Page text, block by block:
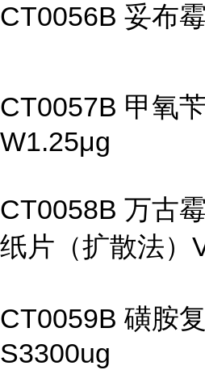
CT0056B 妥布
CT0057B 甲氧
W1.25μg
CT0058B 万古
纸片（扩散法）
CT0059B 磺胺
S3300ug